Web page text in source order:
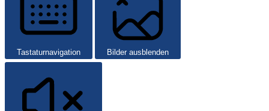
Tastaturnavigation Bilder ausblenden